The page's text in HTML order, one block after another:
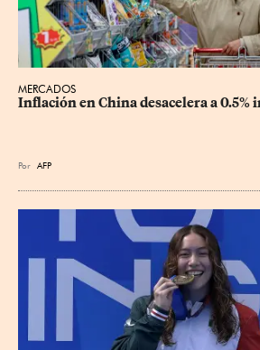
MERCADOS
Inflación en China desacelera a
Por AFP